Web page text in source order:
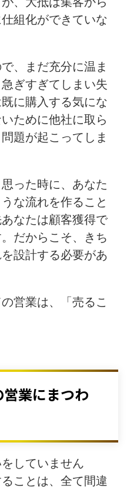
組化ができていな
、まだ充分に温ま
ぎすぎてしまい失
に購入する気にな
ために他社に取ら
題が起こってしま
った時に、あなた
な流れを作ること
なたは顧客獲得で
だからこそ、きち
設計する必要があ
営業は、「売るこ
業にまつわ
していません
ことは、全て間違